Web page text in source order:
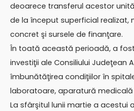
deoarece transferul acestor
de la început superficial realizat,
concret şi sursele de finanţare.
În toată această perioadă, a
investiţii ale Consiliului Judeţean
îmbunătăţirea condiţiilor în
laboratoare, aparatură medicală
La sfârşitul lunii martie a acestui